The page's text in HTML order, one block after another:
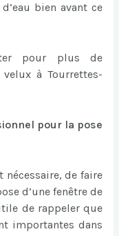
bien avant ce
pour plus de
à Tourrettes-
pour la pose
de faire
d’une fenêtre de
de rappeler que
importantes dans